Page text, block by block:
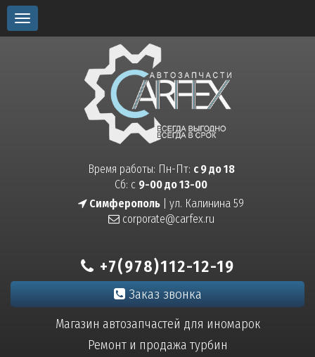
Toggle
navigation
Время работы: Пн-Пт: с 9 до 18
Сб: с 9-00 до 13-00
Симферополь | ул. Калинина 59
corporate@carfex.ru
+7(978)112-12-19
Заказ звонка
Магазин автозапчастей для иномарок
Ремонт и продажа турбин